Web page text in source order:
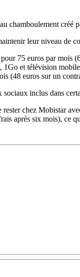
chamboulement créé
leur niveau de
75 euros par
et télévision
(48 euros sur un
inclus dans
chez Mobistar
après six mois), ce